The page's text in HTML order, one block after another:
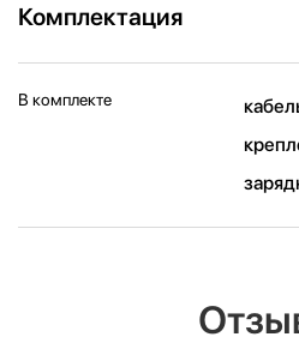
Комплектация
В комплекте